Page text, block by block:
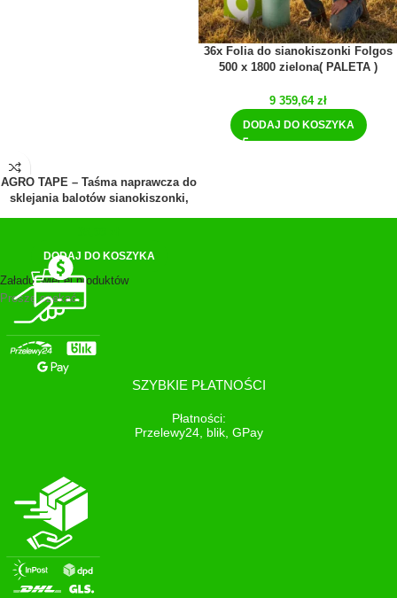
36x Folia do sianokiszonki Folgos
500 x 1800 zielona( PALETA )
9 359,64 zł
DODAJ DO KOSZYKA
AGRO TAPE – Taśma naprawcza do
sklejania balotów sianokiszonki,
DODAJ DO KOSZYKA
Załaduj więcej produktów
Proszę czekać...
SZYBKIE PŁATNOŚCI
Płatności:
Przelewy24, blik, GPay